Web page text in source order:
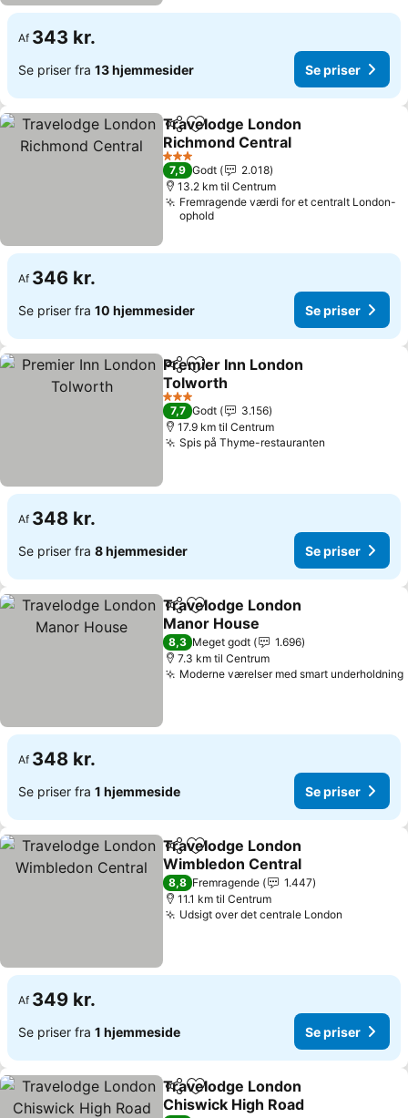
Af 343 kr.
Se priser fra 13 hjemmesider Se priser
Del Føj til favoritter
Travelodge London
Richmond Central
3 Stjerner
7,9 Godt
2.018
13.2 km til Centrum
Fremragende værdi for et centralt London-
ophold
Af 346 kr.
Se priser fra 10 hjemmesider Se priser
Del Føj til favoritter
Premier Inn London
Tolworth
3 Stjerner
7,7 Godt
3.156
17.9 km til Centrum
Spis på Thyme-restauranten
Af 348 kr.
Se priser fra 8 hjemmesider Se priser
Del Føj til favoritter
Travelodge London
Manor House
8,3 Meget godt
1.696
7.3 km til Centrum
Moderne værelser med smart underholdning
Af 348 kr.
Se priser fra 1 hjemmeside Se priser
Del Føj til favoritter
Travelodge London
Wimbledon Central
8,8 Fremragende
1.447
11.1 km til Centrum
Udsigt over det centrale London
Af 349 kr.
Se priser fra 1 hjemmeside Se priser
Del Føj til favoritter
Travelodge London
Chiswick High Road